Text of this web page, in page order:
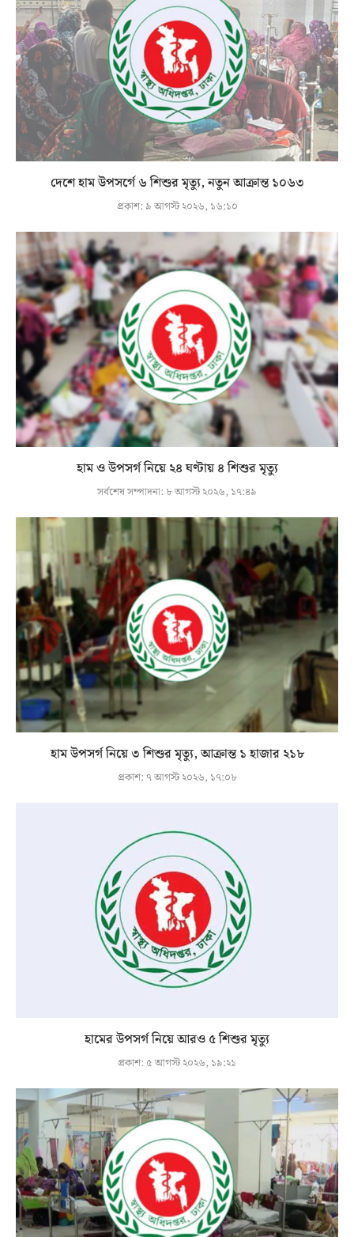
দেশে হাম উপসর্গে ৬ শিশুর মৃত্যু, নতুন আক্রান্ত ১০৬৩
প্রকাশ: ৯ আগস্ট ২০২৬, ১৬:১০
হাম ও উপসর্গ নিয়ে ২৪ ঘণ্টায় ৪ শিশুর মৃত্যু
সর্বশেষ সম্পাদনা: ৮ আগস্ট ২০২৬, ১৭:৪৯
হাম উপসর্গ নিয়ে ৩ শিশুর মৃত্যু, আক্রান্ত ১ হাজার ২১৮
প্রকাশ: ৭ আগস্ট ২০২৬, ১৭:০৮
হামের উপসর্গ নিয়ে আরও ৫ শিশুর মৃত্যু
প্রকাশ: ৫ আগস্ট ২০২৬, ১৯:২১